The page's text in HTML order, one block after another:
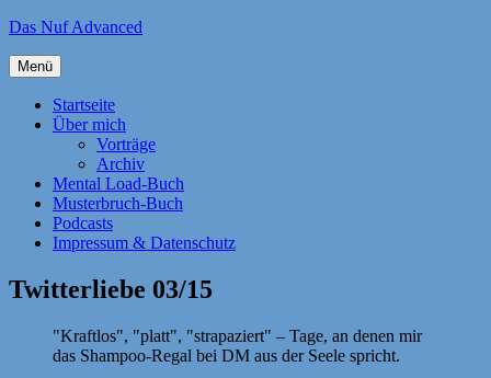
Zum
springen
Das Nuf Advanced
Menü
Startseite
Über mich
Vorträge
Archiv
Mental Load-Buch
Musterbruch-Buch
Podcasts
Impressum & Datenschutz
Twitterliebe 03/15
"Kraftlos", "platt", "strapaziert" – Tage, an denen mir
das Shampoo-Regal bei DM aus der Seele spricht.